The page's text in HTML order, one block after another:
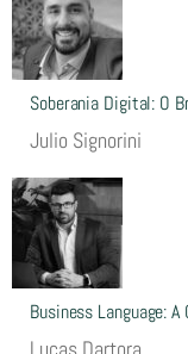
Soberania Digital: O
Julio Signorini
Business Language:
Lucas Dartora